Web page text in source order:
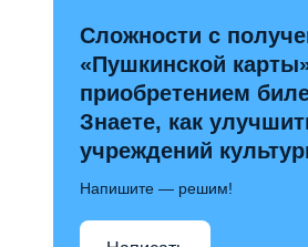
Сложности с
«Пушкинской
приобретением
Знаете, как
учреждений
Напишите — решим!